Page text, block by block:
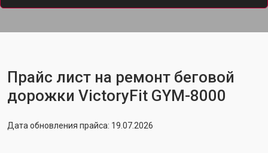
Прайс лист на ремонт беговой
дорожки VictoryFit GYM-8000
Дата обновления прайса: 19.07.2026